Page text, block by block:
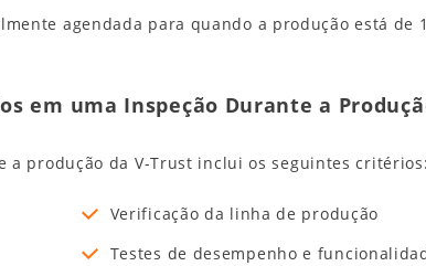
agendada para quando a produção está de
em uma Inspeção Durante a
a produção da V-Trust inclui os seguintes critérios:
Verificação da linha de produção
Testes de desempenho e